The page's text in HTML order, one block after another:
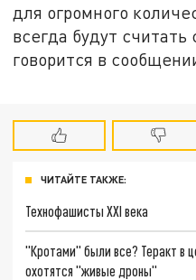
для огромного
всегда будут
говорится в
ЧИТАЙТЕ ТАКЖЕ:
Технофашисты XXI века
"Кротами" были все? Теракт в
охотятся "живые дроны"